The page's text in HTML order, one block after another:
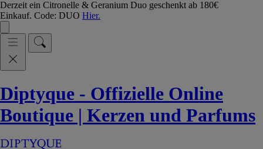
Derzeit ein Citronelle & Geranium Duo geschenkt ab 180€
Einkauf. Code: DUO Hier.
Diptyque - Offizielle Online
Boutique | Kerzen und Parfums